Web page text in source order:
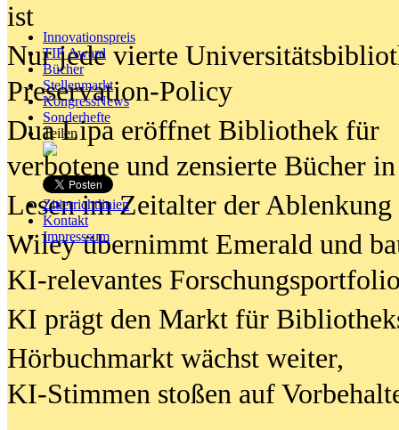
Innovationspreis
TIP Award
Bücher
Stellenmarkt
KongressNews
Sonderhefte
Teilen
Zitierrichtlinien
Kontakt
Impresssum
ist
Nur jede vierte
Preservation-Policy
Dua Lipa eröffnet Bibliothek für
verbotene und zensierte Bücher
Lesen im Zeitalter der Ablenkung
Wiley übernimmt Emerald und
KI-relevantes
KI prägt den Markt für
Hörbuchmarkt wächst weiter,
KI-Stimmen stoßen auf